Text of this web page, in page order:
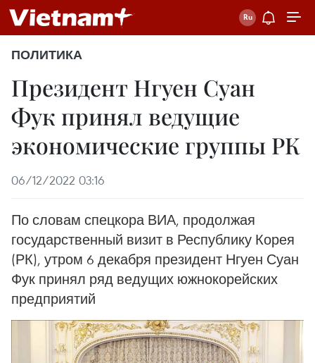
ПОЛИТИКА
Президент Нгуен Суан
Фук принял ведущие
экономические группы РК
06/12/2022 03:16
По словам спецкора ВИА, продолжая
государственный визит в Республику Корея
(РК), утром 6 декабря президент Нгуен Суан
Фук принял ряд ведущих южнокорейских
предприятий